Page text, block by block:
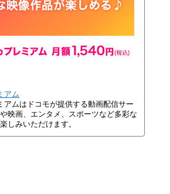
アム
アムはドコモが提供する動画配信サー
映画、エンタメ、スポーツなど多彩な
しみいただけます。